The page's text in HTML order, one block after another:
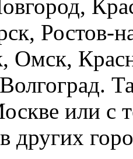
Ростов-
Омск,
или с
других